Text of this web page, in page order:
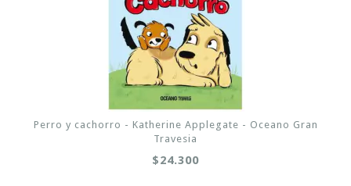
Perro y cachorro - Katherine Applegate - Oceano Gran
Travesia
$24.300